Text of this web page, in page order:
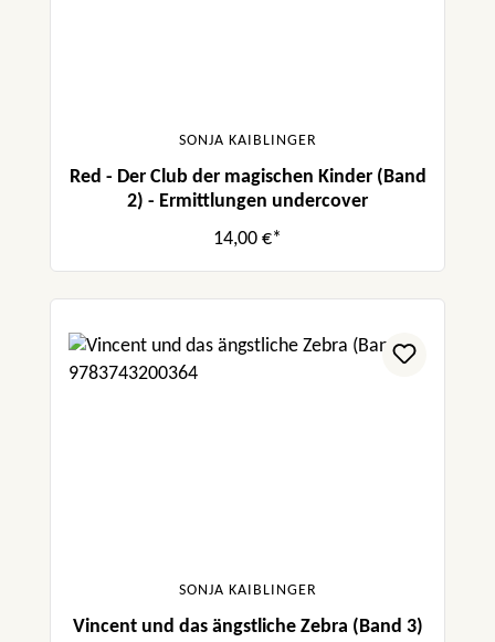
SONJA KAIBLINGER
Red - Der Club der magischen Kinder (Band
2) - Ermittlungen undercover
14,00 €*
SONJA KAIBLINGER
Vincent und das ängstliche Zebra (Band 3)